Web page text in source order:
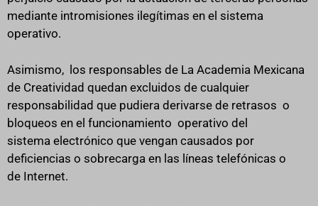
mediante intromisiones ilegítimas en el sistema
operativo.
Asimismo, los responsables de La Academia Mexicana
de Creatividad quedan excluidos de cualquier
responsabilidad que pudiera derivarse de retrasos o
bloqueos en el funcionamiento operativo del
sistema electrónico que vengan causados por
deficiencias o sobrecarga en las líneas telefónicas o
de Internet.